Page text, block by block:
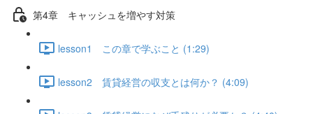
第4章 キャッシュを増やす対策
lesson1 この章で学ぶこと (1:29)
lesson2 賃貸経営の収支とは何か？ (4:09)